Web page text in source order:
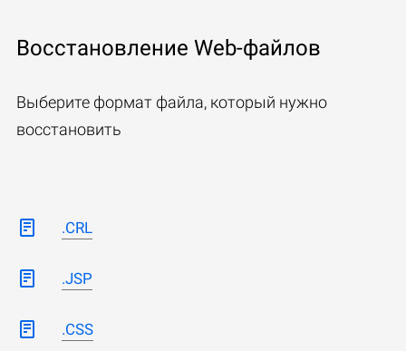
Восстановление Web-файлов
Выберите формат файла, который нужно
восстановить
.CRL
.JSP
.CSS